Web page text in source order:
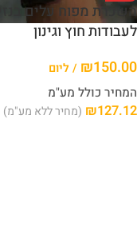
השכרת מפוח עלים בנזין
לעבודות חוץ וגינון
₪150.00 / ליום
המחיר כולל מע"מ
₪127.12 (מחיר ללא מע"מ)